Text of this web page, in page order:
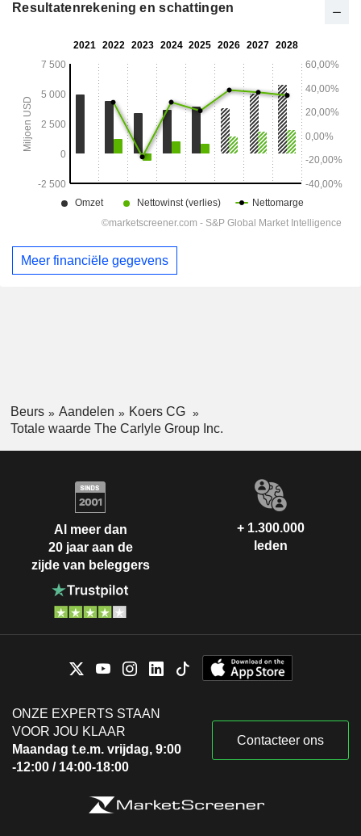
Resultatenrekening en schattingen
Meer financiële gegevens
Beurs Aandelen
Koers CG
Totale waarde The Carlyle Group Inc.
Al meer dan
20 jaar aan de
zijde van beleggers
+ 1.300.000
leden
ONZE EXPERTS STAAN
VOOR JOU KLAAR
Maandag t.e.m. vrijdag, 9:00
-12:00 / 14:00-18:00
Contacteer ons